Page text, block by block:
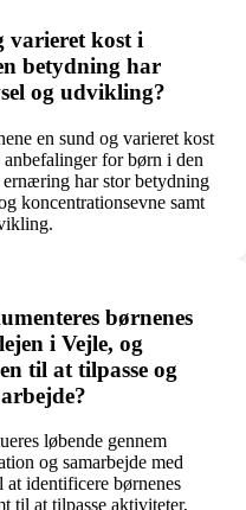
varieret kost i
betydning har
og udvikling?
en sund og varieret kost
for børn i den
har stor betydning
koncentrationsevne samt
børnenes
i Vejle, og
til at tilpasse og
løbende gennem
og samarbejde med
identificere børnenes
til at tilpasse aktiviteter,